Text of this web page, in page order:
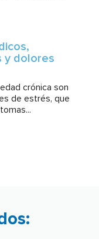
y dolores
crónica son
de estrés, que